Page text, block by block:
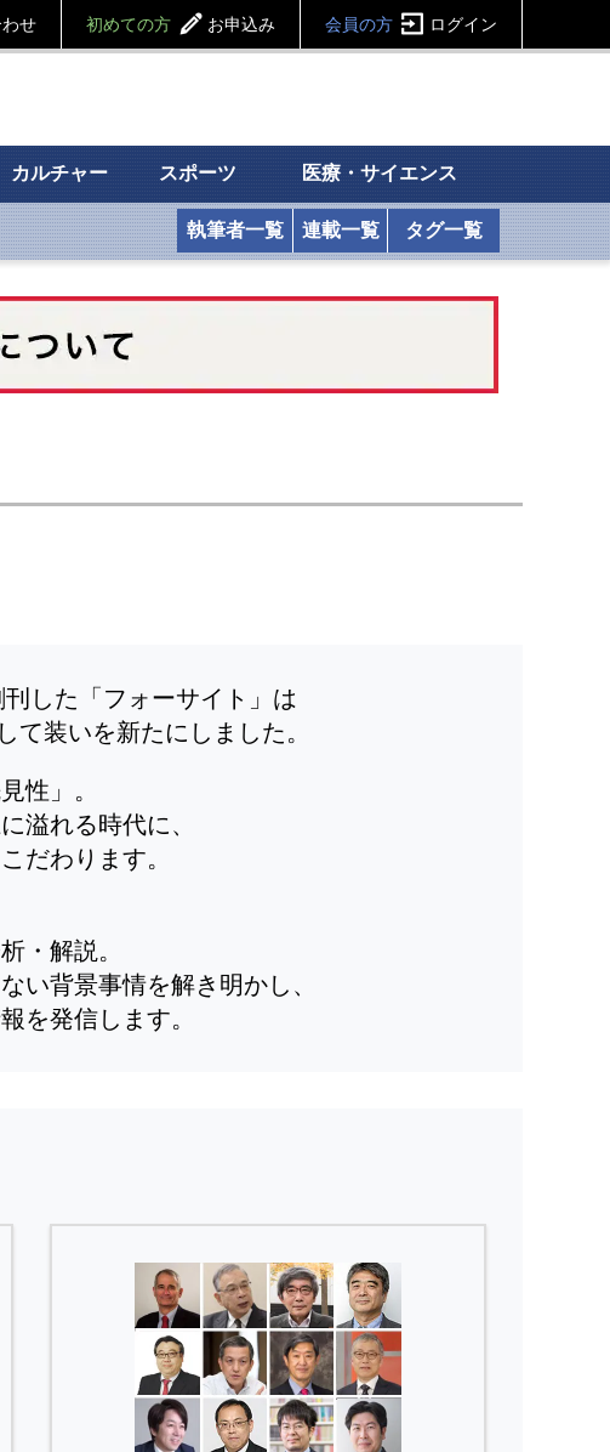
せ 初めての方 お申込み 会員の方 ログイン
カルチャー スポーツ 医療・サイエンス
執筆者一覧 連載一覧 タグ一覧
した「フォーサイト」は
て装いを新たにしました。
性」。
溢れる時代に、
だわります。
・解説。
い背景事情を解き明かし、
を発信します。